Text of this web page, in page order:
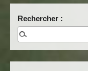
Rechercher :